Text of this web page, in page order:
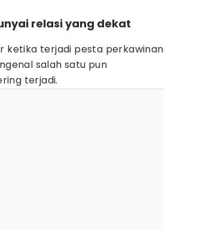
relasi yang dekat
ketika terjadi pesta perkawinan
salah satu pun
terjadi.